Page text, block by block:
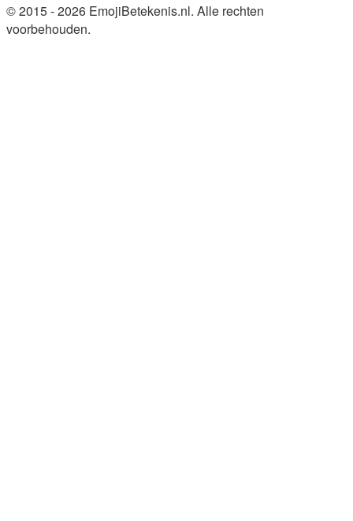
© 2015 - 2026 EmojiBetekenis.nl. Alle rechten
voorbehouden.